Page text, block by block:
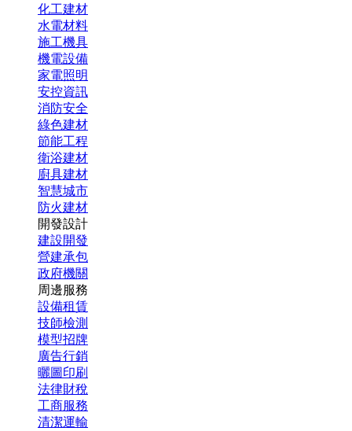
化工建材
水電材料
施工機具
機電設備
家電照明
安控資訊
消防安全
綠色建材
節能工程
衛浴建材
廚具建材
智慧城市
防火建材
開發設計
建設開發
營建承包
政府機關
周邊服務
設備租賃
技師檢測
模型招牌
廣告行銷
曬圖印刷
法律財稅
工商服務
清潔運輸